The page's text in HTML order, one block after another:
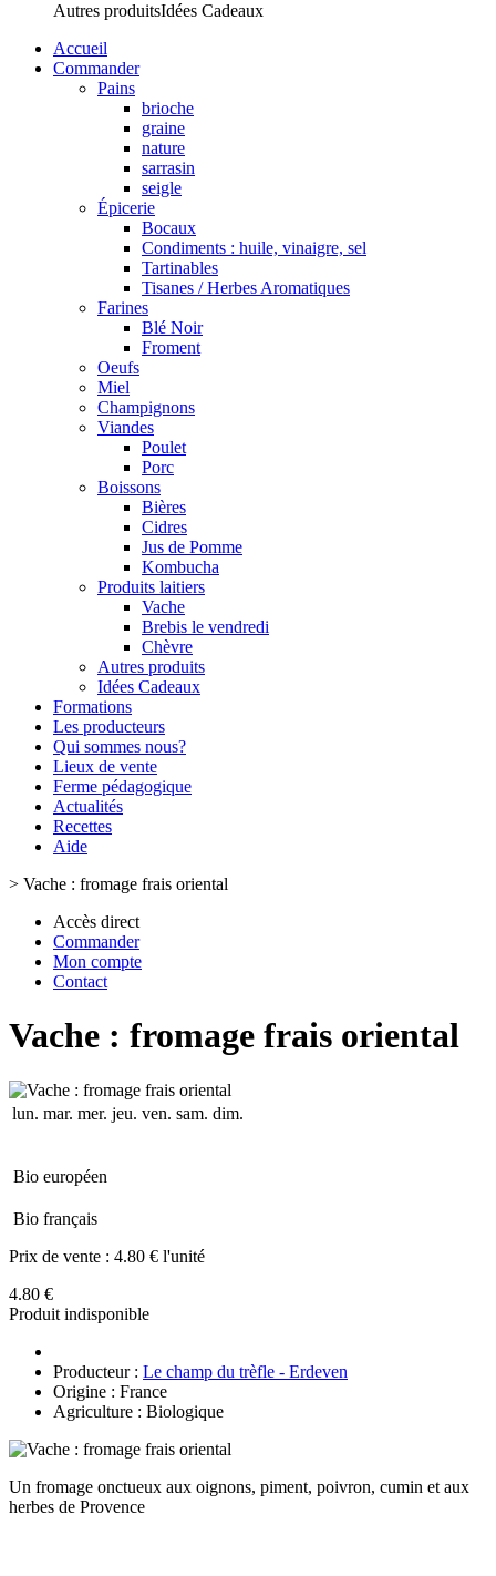
Autres produitsIdées Cadeaux
Accueil
Commander
Pains
brioche
graine
nature
sarrasin
seigle
Épicerie
Bocaux
Condiments : huile, vinaigre, sel
Tartinables
Tisanes / Herbes Aromatiques
Farines
Blé Noir
Froment
Oeufs
Miel
Champignons
Viandes
Poulet
Porc
Boissons
Bières
Cidres
Jus de Pomme
Kombucha
Produits laitiers
Vache
Brebis le vendredi
Chèvre
Autres produits
Idées Cadeaux
Formations
Les producteurs
Qui sommes nous?
Lieux de vente
Ferme pédagogique
Actualités
Recettes
Aide
> Vache : fromage frais oriental
Accès direct
Commander
Mon compte
Contact
Vache : fromage frais oriental
lun. mar. mer. jeu. ven. sam. dim.
Bio européen
Bio français
Prix de vente : 4.80 € l'unité
4.80 €
Produit indisponible
Producteur : Le champ du trèfle - Erdeven
Origine : France
Agriculture : Biologique
Un fromage onctueux aux oignons, piment, poivron, cumin et aux
herbes de Provence